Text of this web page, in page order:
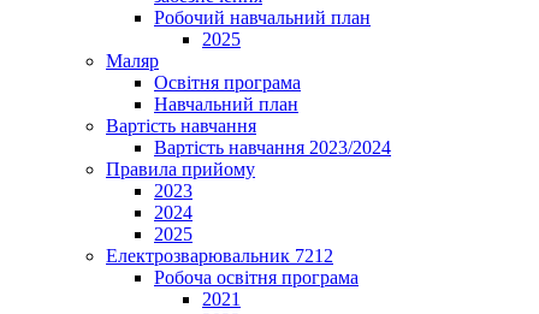
Робочий навчальний план
2025
Маляр
Освітня програма
Навчальний план
Вартість навчання
Вартість навчання 2023/2024
Правила прийому
2023
2024
2025
Електрозварювальник 7212
Робоча освітня програма
2021